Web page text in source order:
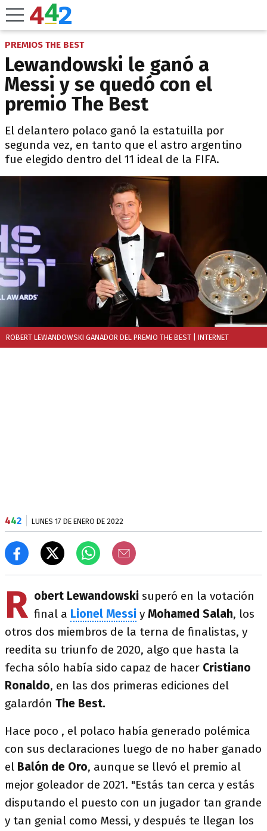
PREMIOS THE BEST
Lewandowski le ganó a
Messi y se quedó con el
premio The Best
El delantero polaco ganó la estatuilla por
segunda vez, en tanto que el astro argentino
fue elegido dentro del 11 ideal de la FIFA.
ROBERT LEWANDOWSKI GANADOR DEL PREMIO THE BEST | INTERNET
442 LUNES 17 DE ENERO DE 2022
R obert Lewandowski superó en la votación
final a Lionel Messi y Mohamed Salah, los
otros dos miembros de la terna de finalistas, y
reedita su triunfo de 2020, algo que hasta la
fecha sólo había sido capaz de hacer Cristiano
Ronaldo, en las dos primeras ediciones del
galardón The Best.
Hace poco , el polaco había generado polémica
con sus declaraciones luego de no haber ganado
el Balón de Oro, aunque se llevó el premio al
mejor goleador de 2021. "Estás tan cerca y estás
disputando el puesto con un jugador tan grande
y tan genial como Messi, y después te llegan los